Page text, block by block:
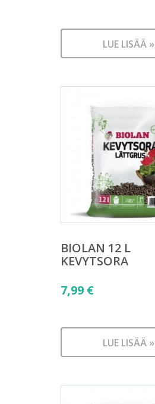
LUE LISÄÄ »
BIOLAN 12 L
KEVYTSORA
7,99 €
LUE LISÄÄ »